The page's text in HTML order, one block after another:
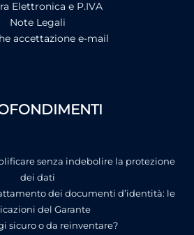
Elettronica e P.IVA
Note Legali
accettazione e-mail
senza indebolire la protezione
dei dati
dei documenti d’identità: le
del Garante
sicuro o da reinventare?